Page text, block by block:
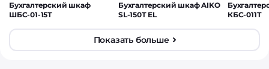
Бухгалтерский шкаф
ШБС-01-15Т
Бухгалтерский шкаф AIKO
SL-150Т EL
КБС-011Т
Показать больше